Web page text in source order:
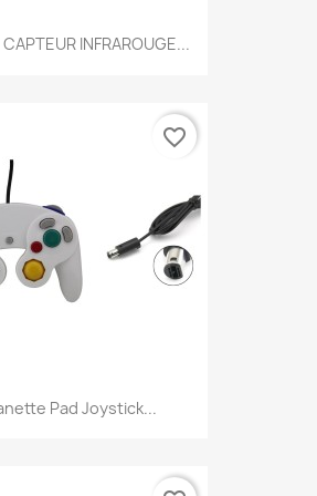
CAPTEUR INFRAROUGE...
Pad Joystick...
favorite_border